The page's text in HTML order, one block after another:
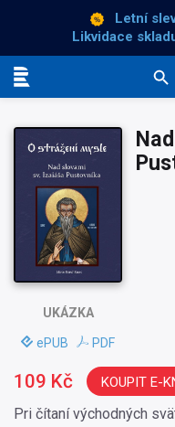
Letní
Likvidace
UKÁZKA
ePUB PDF
Pri čítaní východných
109 Kč KOUPIT E-